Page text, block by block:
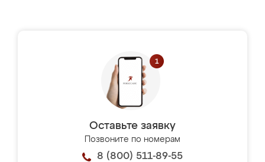
Оставьте заявку
Позвоните по номерам
8 (800) 511-89-55